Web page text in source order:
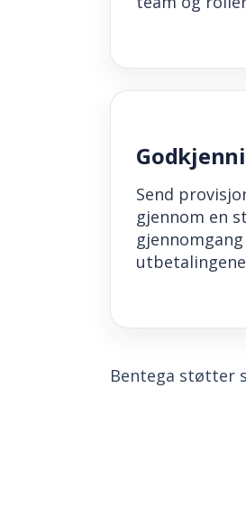
Send
gjennom en
Bentega støtter